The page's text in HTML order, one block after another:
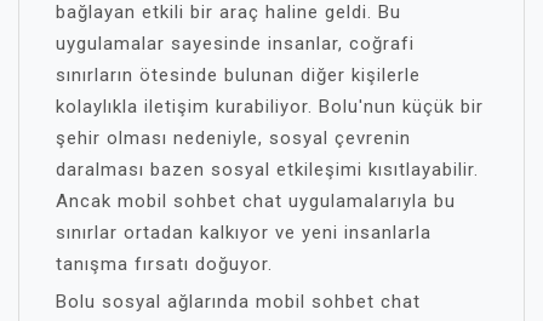
bağlayan etkili bir araç haline geldi. Bu
uygulamalar sayesinde insanlar, coğrafi
sınırların ötesinde bulunan diğer kişilerle
kolaylıkla iletişim kurabiliyor. Bolu'nun küçük bir
şehir olması nedeniyle, sosyal çevrenin
daralması bazen sosyal etkileşimi kısıtlayabilir.
Ancak mobil sohbet chat uygulamalarıyla bu
sınırlar ortadan kalkıyor ve yeni insanlarla
tanışma fırsatı doğuyor.
Bolu sosyal ağlarında mobil sohbet chat